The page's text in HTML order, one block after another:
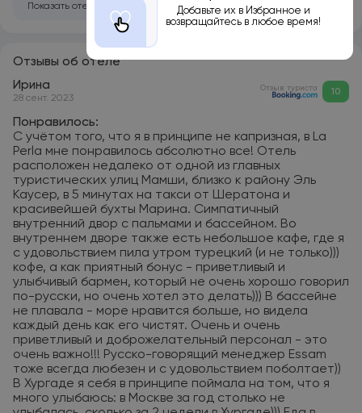
Добавьте их в Избранное и
возвращайтесь в любое время!
Показать отель на карте
Отзывы об отеле
Ирина
28 сент. 2023
Отзыв туриста 10
Понравилось:
С учётом того, что я в принципе не капризная, в La
Perla мне понравилось абсолютно все! Отель
расположен недалеко от одной из главных
туристических улиц Мамши, близко к району Эль
Каусер, в 5 минутах на такси от Шератона и
красивейшей бухты Марина. Симпатичный
внутренний двор с пальмами и бассейном. Во
внутреннем дворе также есть небольшое кафе, где я
с удовольствием пила утром турецкий (и не только)))
кофе, а как приятный бонус - приветливый и
улыбчивый бармен, который не очень хорошо говорил
по-русски, но очень хотел это делать))) В бассейне
не плавала - море нравится больше, но видела
каждый день как его чистят. Очень и очень
приветливый и доброжелательный персонал - это
очень важно!!! Русско-говорящий менеджер Essam
тоже всегда любезен и с удовольствием поболтает))
В Хургаде я себя в принципе поймала на том, что я
много улыбаюсь: в Москве за год столько не